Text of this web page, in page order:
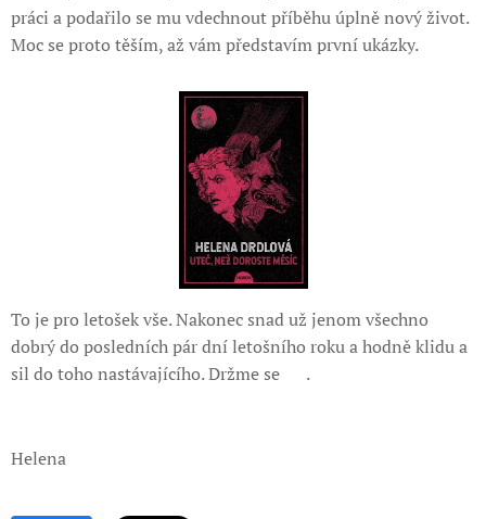
práci a podařilo se mu vdechnout příběhu úplně nový život.
Moc se proto těším, až vám představím první ukázky.
To je pro letošek vše. Nakonec snad už jenom všechno
dobrý do posledních pár dní letošního roku a hodně klidu a
sil do toho nastávajícího. Držme se ❤️.
Helena